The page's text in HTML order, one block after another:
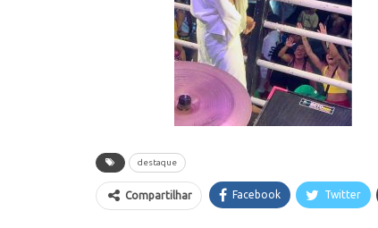
destaque
Compartilhar Facebook Twitter